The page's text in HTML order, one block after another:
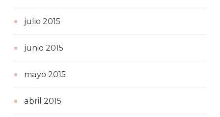
julio 2015
junio 2015
mayo 2015
abril 2015